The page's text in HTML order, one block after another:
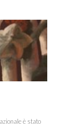
è stato